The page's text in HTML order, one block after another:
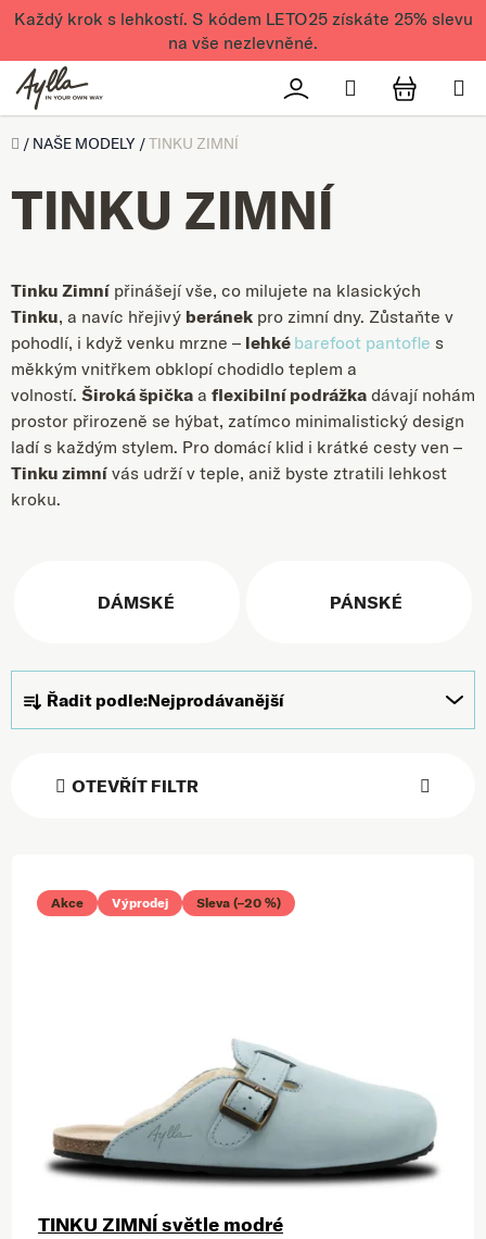
Přejít na obsah
Každý krok s lehkostí. S kódem LETO25 získáte 25% slevu
na vše nezlevněné.
Přihlášení
Hledat
Úvod
/ NAŠE MODELY /TINKU ZIMNÍ
TINKU ZIMNÍ
Tinku Zimní přinášejí vše, co milujete na klasických
Tinku, a navíc hřejivý beránek pro zimní dny. Zůstaňte v
pohodlí, i když venku mrzne – lehké barefoot pantofle s
měkkým vnitřkem obklopí chodidlo teplem a
volností. Široká špička a flexibilní podrážka dávají nohám
prostor přirozeně se hýbat, zatímco minimalistický design
ladí s každým stylem. Pro domácí klid i krátké cesty ven –
Tinku zimní vás udrží v teple, aniž byste ztratili lehkost
kroku.
DÁMSKÉ PÁNSKÉ
Řazení produktů
Řadit podle:Nejprodávanější
OTEVŘÍT FILTR
Akce Výprodej Sleva (–20 %)
TINKU ZIMNÍ světle modré